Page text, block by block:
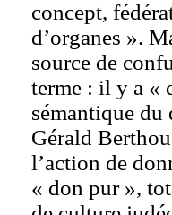
concept,
d’organes ».
source de
terme : il y a «
sémantique du
Gérald
l’action de
« don pur »,